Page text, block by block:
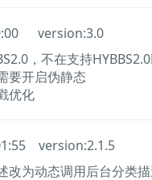
version:3.0
，不在支持
要开启伪静态
优化
version:2.1.5
改为动态调用后台分类